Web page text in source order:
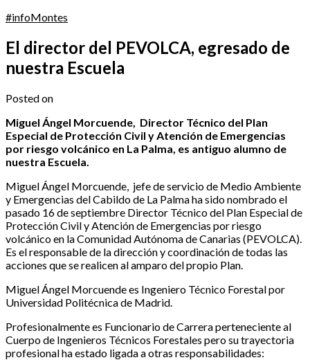
#infoMontes
El director del PEVOLCA, egresado de
nuestra Escuela
Posted on
Miguel Ángel Morcuende, Director Técnico del Plan
Especial de Protección Civil y Atención de Emergencias
por riesgo volcánico en La Palma, es antiguo alumno de
nuestra Escuela.
Miguel Ángel Morcuende, jefe de servicio de Medio Ambiente
y Emergencias del Cabildo de La Palma ha sido nombrado el
pasado 16 de septiembre Director Técnico del Plan Especial de
Protección Civil y Atención de Emergencias por riesgo
volcánico en la Comunidad Autónoma de Canarias (PEVOLCA).
Es el responsable de la dirección y coordinación de todas las
acciones que se realicen al amparo del propio Plan.
Miguel Ángel Morcuende es Ingeniero Técnico Forestal por
Universidad Politécnica de Madrid.
Profesionalmente es Funcionario de Carrera perteneciente al
Cuerpo de Ingenieros Técnicos Forestales pero su trayectoria
profesional ha estado ligada a otras responsabilidades: